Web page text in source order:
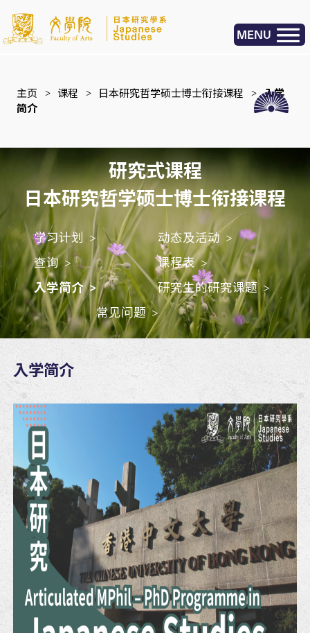
MENU
主页 > 课程 > 日本研究哲学硕士博士衔接课程 > 入学
简介
学习计划
动态及活动
查询
课程表
入学简介
研究生的研究课题
常见问题
研究式课程
日本研究哲学硕士博士衔接课程
入学简介